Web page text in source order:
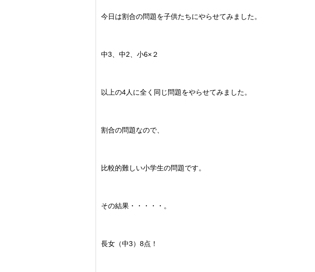
今日は割合の問題を子供たちにやらせてみました。
中3、中2、小6×２
以上の4人に全く同じ問題をやらせてみました。
割合の問題なので、
比較的難しい小学生の問題です。
その結果・・・・・。
長女（中3）8点！